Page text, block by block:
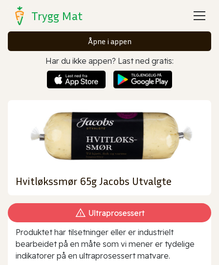
Trygg Mat
Åpne i appen
Har du ikke appen? Last ned gratis:
Hvitløkssmør 65g Jacobs Utvalgte
Ultraprosessert
Produktet har tilsetninger eller er industrielt
bearbeidet på en måte som vi mener er tydelige
indikatorer på en ultraprosessert matvare.